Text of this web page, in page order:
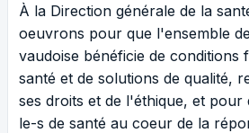
À la Direction générale de la
oeuvrons pour que l'ensemble
vaudoise bénéficie de conditions
santé et de solutions de qualité,
ses droits et de l'éthique, et pour
le-s de santé au coeur de la